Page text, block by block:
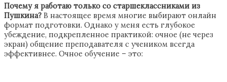
Почему я работаю только со старшеклассниками из
Пушкина? В настоящее время многие выбирают онлайн
формат подготовки. Однако у меня есть глубокое
убеждение, подкрепленное практикой: очное (не через
экран) общение преподавателя с учеником всегда
эффективнее. Очное обучение – это: